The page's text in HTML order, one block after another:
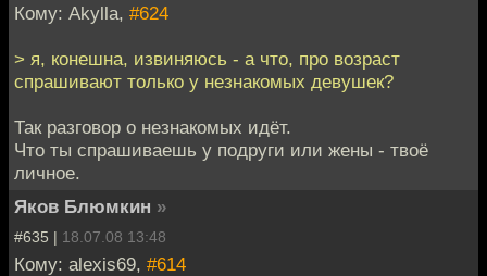
Кому: Akylla, #624
> я, конешна, извиняюсь - а что, про возраст
спрашивают только у незнакомых девушек?
Так разговор о незнакомых идёт.
Что ты спрашиваешь у подруги или жены - твоё
личное.
Яков Блюмкин »
#635 | 18.07.08 13:48
Кому: alexis69, #614